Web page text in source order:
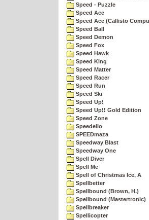
Speed - Puzzle
Speed Ace
Speed Ace (Callisto
Speed Ball
Speed Demon
Speed Fox
Speed Hawk
Speed King
Speed Matter
Speed Racer
Speed Run
Speed Ski
Speed Up!
Speed Up!! Gold Edition
Speed Zone
Speedello
SPEEDmaza
Speedway Blast
Speedway One
Spell Diver
Spell Me
Spell of Christmas Ice, A
Spellbetter
Spellbound (Brown, H.)
Spellbound (Mastertronic)
Spellbreaker
Spellicopter